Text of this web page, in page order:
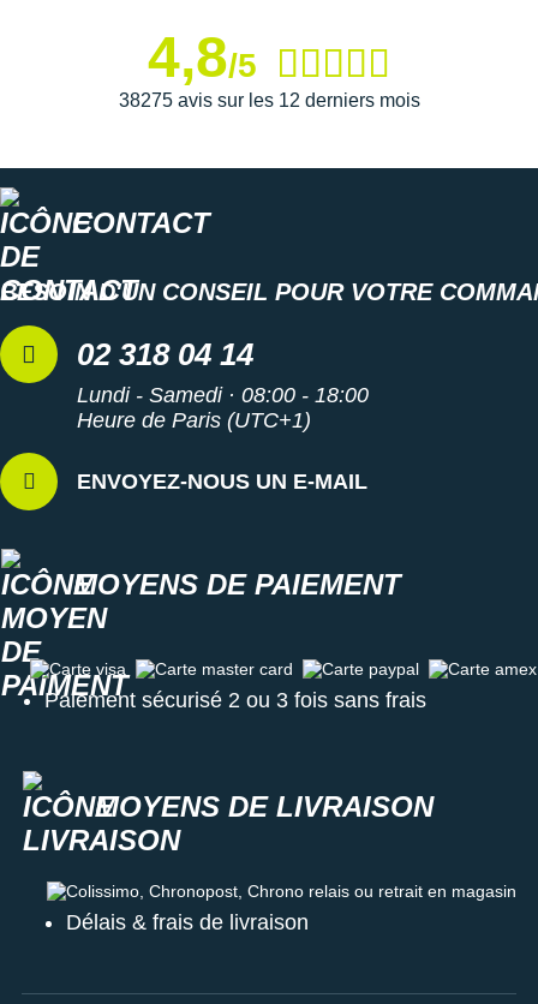
4,8/5
38275 avis sur les 12 derniers mois
CONTACT
BESOIN D'UN CONSEIL POUR VOTRE
02 318 04 14
Lundi - Samedi · 08:00 - 18:00
Heure de Paris (UTC+1)
ENVOYEZ-NOUS UN E-MAIL
MOYENS DE PAIEMENT
Carte visa Carte master card Carte paypal Carte amex
Paiement sécurisé 2 ou 3 fois sans frais
MOYENS DE LIVRAISON
Colissimo, Chronopost, Chrono relais ou retrait en magasin
Délais & frais de livraison